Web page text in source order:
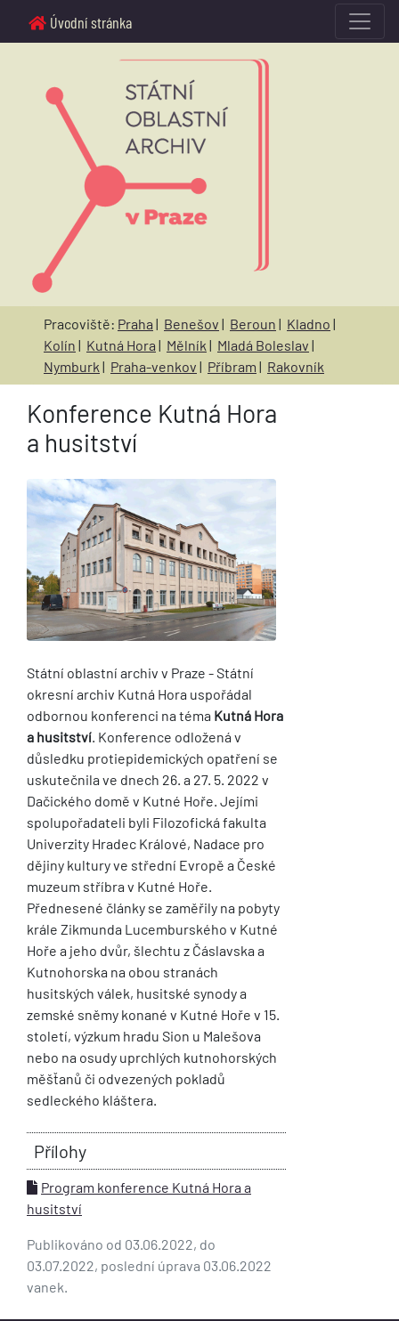
Úvodní stránka
Pracoviště: Praha | Benešov | Beroun | Kladno |
Kolín | Kutná Hora | Mělník | Mladá Boleslav |
Nymburk | Praha-venkov | Příbram | Rakovník
Konference Kutná Hora
a husitství
Státní oblastní archiv v Praze - Státní
okresní archiv Kutná Hora uspořádal
odbornou konferenci na téma Kutná Hora
a husitství. Konference odložená v
důsledku protiepidemických opatření se
uskutečnila ve dnech 26. a 27. 5. 2022 v
Dačického domě v Kutné Hoře. Jejími
spolupořadateli byli Filozofická fakulta
Univerzity Hradec Králové, Nadace pro
dějiny kultury ve střední Evropě a České
muzeum stříbra v Kutné Hoře.
Přednesené články se zaměřily na pobyty
krále Zikmunda Lucemburského v Kutné
Hoře a jeho dvůr, šlechtu z Čáslavska a
Kutnohorska na obou stranách
husitských válek, husitské synody a
zemské sněmy konané v Kutné Hoře v 15.
století, výzkum hradu Sion u Malešova
nebo na osudy uprchlých kutnohorských
měšťanů či odvezených pokladů
sedleckého kláštera.
Přílohy
Program konference Kutná Hora a
husitství
Publikováno od 03.06.2022, do
03.07.2022, poslední úprava 03.06.2022
vanek.